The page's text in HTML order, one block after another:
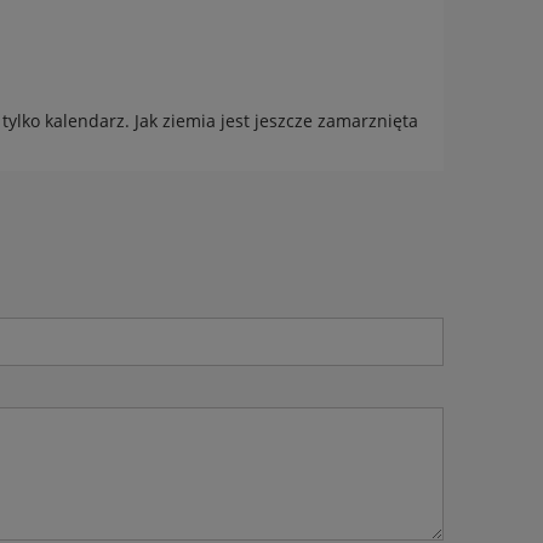
kalendarz. Jak ziemia jest jeszcze zamarznięta